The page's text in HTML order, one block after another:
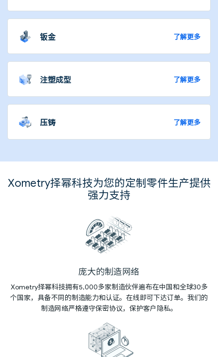
钣金 了解更多
注塑成型 了解更多
压铸 了解更多
Xometry择幂科技为您的定制零件生产提供
强力支持
庞大的制造网络
Xometry择幂科技拥有5,000多家制造伙伴遍布在中国和全球30多
个国家，具备不同的制造能力和认证。在线即可下达订单。我们的
制造网络严格遵守保密协议，保护客户隐私。